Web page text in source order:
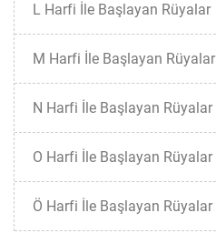
L Harfi İle Başlayan Rüyalar
M Harfi İle Başlayan Rüyalar
N Harfi İle Başlayan Rüyalar
O Harfi İle Başlayan Rüyalar
Ö Harfi İle Başlayan Rüyalar